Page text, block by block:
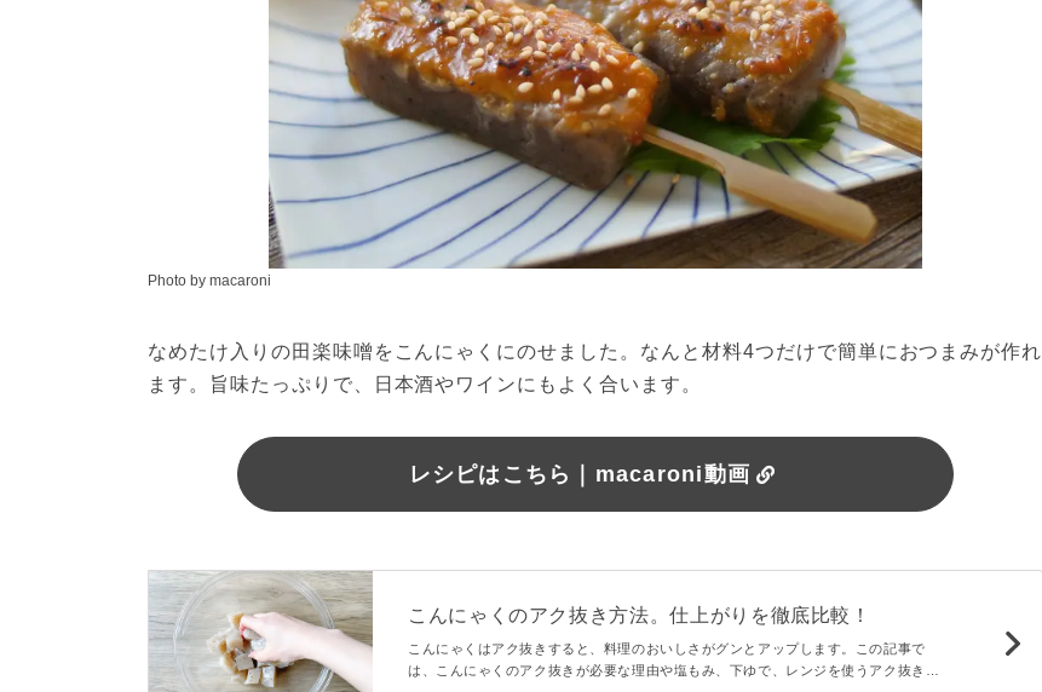
Photo by macaroni
なめたけ入りの田楽味噌をこんにゃくにのせました。なんと材料4つだけで簡単におつまみが作れ
ます。旨味たっぷりで、日本酒やワインにもよく合います。
レシピはこちら｜macaroni動画
こんにゃくのアク抜き方法。仕上がりを徹底比較！
こんにゃくはアク抜きすると、料理のおいしさがグンとアップします。この記事で
は、こんにゃくのアク抜きが必要な理由や塩もみ、下ゆで、レンジを使うアク抜き方